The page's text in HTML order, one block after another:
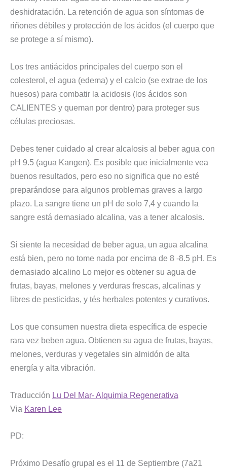
deshidratación. La retención de agua son síntomas de
riñones débiles y protección de los ácidos (el cuerpo que
se protege a sí mismo).
Los tres antiácidos principales del cuerpo son el
colesterol, el agua (edema) y el calcio (se extrae de los
huesos) para combatir la acidosis (los ácidos son
CALIENTES y queman por dentro) para proteger sus
células preciosas.
Debes tener cuidado al crear alcalosis al beber agua con
pH 9.5 (agua Kangen). Es posible que inicialmente vea
buenos resultados, pero eso no significa que no esté
preparándose para algunos problemas graves a largo
plazo. La sangre tiene un pH de solo 7,4 y cuando la
sangre está demasiado alcalina, vas a tener alcalosis.
Si siente la necesidad de beber agua, un agua alcalina
está bien, pero no tome nada por encima de 8 -8.5 pH. Es
demasiado alcalino Lo mejor es obtener su agua de
frutas, bayas, melones y verduras frescas, alcalinas y
libres de pesticidas, y tés herbales potentes y curativos.
Los que consumen nuestra dieta específica de especie
rara vez beben agua. Obtienen su agua de frutas, bayas,
melones, verduras y vegetales sin almidón de alta
energía y alta vibración.
Traducción Lu Del Mar- Alquimia Regenerativa
Via Karen Lee
PD:
Próximo Desafío grupal es el 11 de Septiembre (7a21